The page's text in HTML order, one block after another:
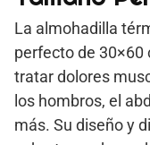
La almohadilla
perfecto de 30×60
tratar dolores
los hombros, el
más. Su diseño y